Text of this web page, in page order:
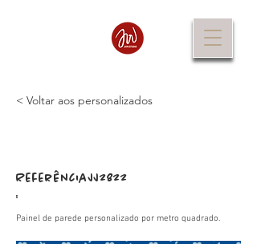
< Voltar aos personalizados
Referência
:
JJ2822
Painel de parede personalizado por metro quadrado.